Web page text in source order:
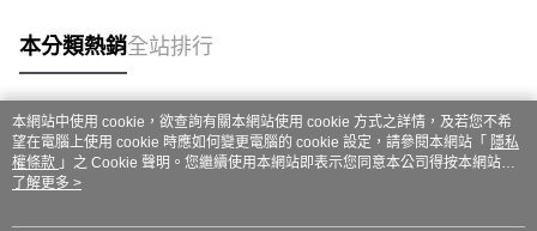
本分類熱銷全站排行
熱門標籤
本網站中使用 cookie，欲查詢有關本網站使用 cookie 方式之詳情，及若您不希
望在電腦上使用 cookie 時應如何變更電腦的 cookie 設定，請參閱本網站「 隱私
權條款 」之 Cookie 聲明。您繼續使用本網站即表示您同意本公司得按本網站使
用條款之 Cookie 聲明使用 cookie。
了解更多 >